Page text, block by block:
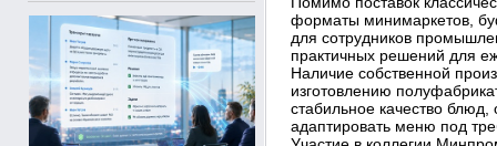
форматы минимаркетов,
для сотрудников
практичных решений для
Наличие собственной
изготовлению
стабильное качество блюд,
адаптировать меню под